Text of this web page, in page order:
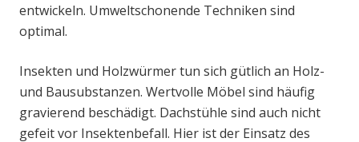
entwickeln. Umweltschonende Techniken sind
optimal.
Insekten und Holzwürmer tun sich gütlich an Holz-
und Bausubstanzen. Wertvolle Möbel sind häufig
gravierend beschädigt. Dachstühle sind auch nicht
gefeit vor Insektenbefall. Hier ist der Einsatz des